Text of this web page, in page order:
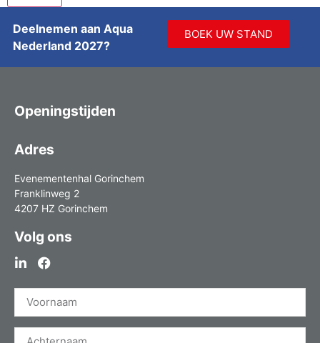
Deelnemen aan Aqua
Nederland 2027?
BOEK UW STAND
Openingstijden
Adres
Evenementenhal Gorinchem
Franklinweg 2
4207 HZ Gorinchem
Volg ons